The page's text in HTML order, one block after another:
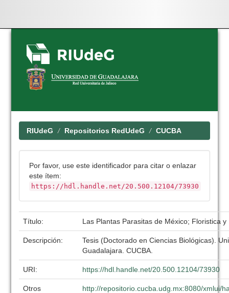
Skip
navigation
RIUdeG Repositorios RedUdeG CUCBA
Por favor, use este identificador para citar o enlazar
este ítem:
https://hdl.handle.net/20.500.12104/73930
Título: Las Plantas Parasitas de México; Floristica
Descripción:
Tesis (Doctorado en Ciencias Biológicas).
Guadalajara. CUCBA.
URI: https://hdl.handle.net/20.500.12104/73930
Otros
http://repositorio.cucba.udg.mx:8080/xmlui/